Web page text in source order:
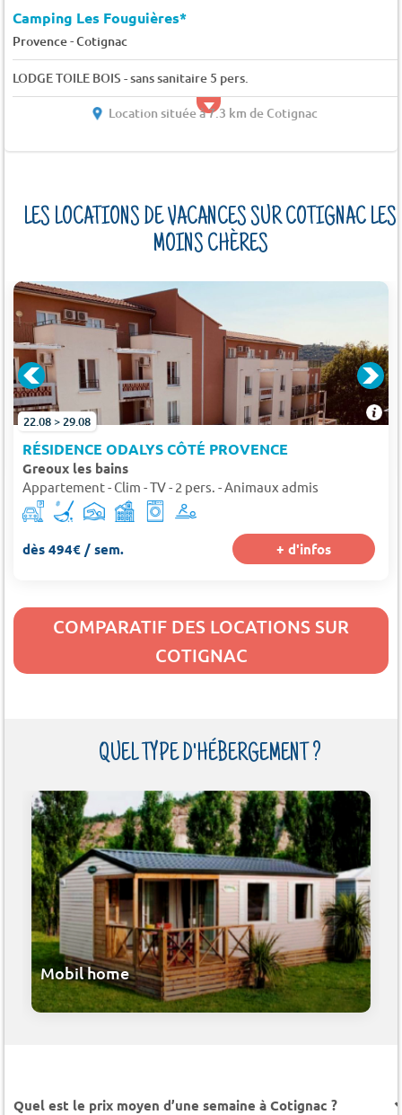
Camping Les Fouguières*
Provence-Cotignac
LODGE TOILE BOIS - sans sanitaire 5 pers.
Location située à 7.3 km de Cotignac
LES LOCATIONS DE VACANCES SUR COTIGNAC LES
MOINS CHÈRES
22.08 > 29.08
RÉSIDENCE ODALYS CÔTÉ PROVENCE
Greoux les bains
Appartement - Clim - TV - 2 pers. - Animaux admis
dès 494€ / sem. + d'infos
COMPARATIF DES LOCATIONS SUR
COTIGNAC
QUEL TYPE D'HÉBERGEMENT ?
Mobil home
Quel est le prix moyen d’une semaine à Cotignac ?